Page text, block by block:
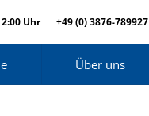
Uhr +49 (0) 3876-789927
Über uns